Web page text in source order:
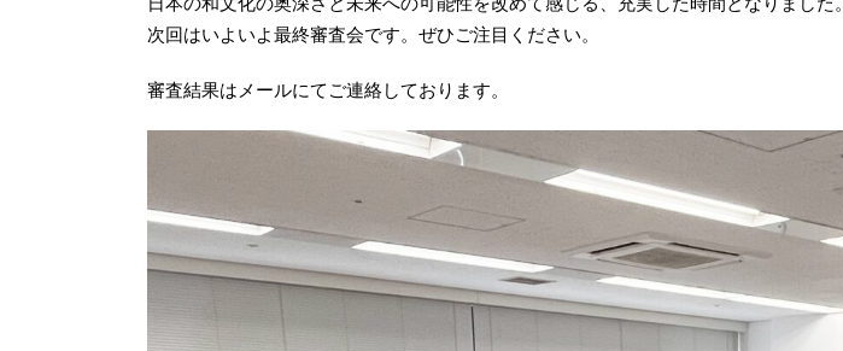
次回はいよいよ最終審査会です。ぜひご注目ください。
審査結果はメールにてご連絡しております。